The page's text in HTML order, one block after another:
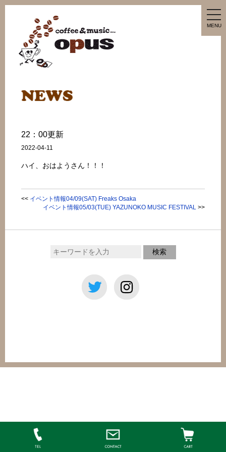
MENU
22：00更新
2022-04-11
ハイ、おはようさん！！！
<< イベント情報04/09(SAT) Freaks Osaka
イベント情報05/03(TUE) YAZUNOKO MUSIC FESTIVAL>>